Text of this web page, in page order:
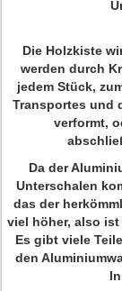
Die Holzkiste
werden durch
jedem Stück,
Transportes und
verformt,
Da der
Unterschalen
das der
viel höher, also
Es gibt viele
den